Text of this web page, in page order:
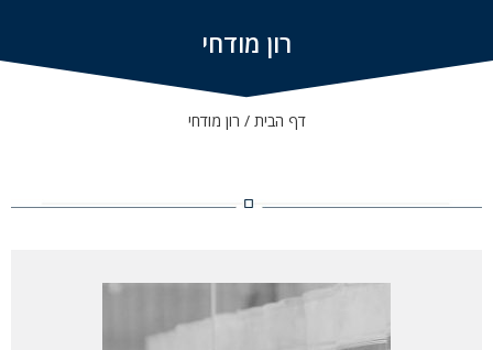
רון מודחי
דף הבית / רון מודחי